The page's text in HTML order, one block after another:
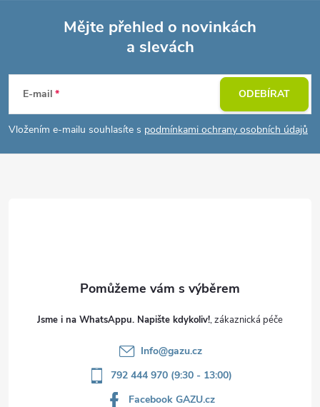
p
a
Mějte přehled o novinkách
a slevách
E-mail
Vložením e-mailu souhlasíte s podmínkami ochrany osobních údajů
ODEBÍRAT
Jsme i na WhatsAppu. Napište kdykoliv!
Info@gazu.cz
792 444 970 (9:30 - 13:00)
Facebook GAZU.cz